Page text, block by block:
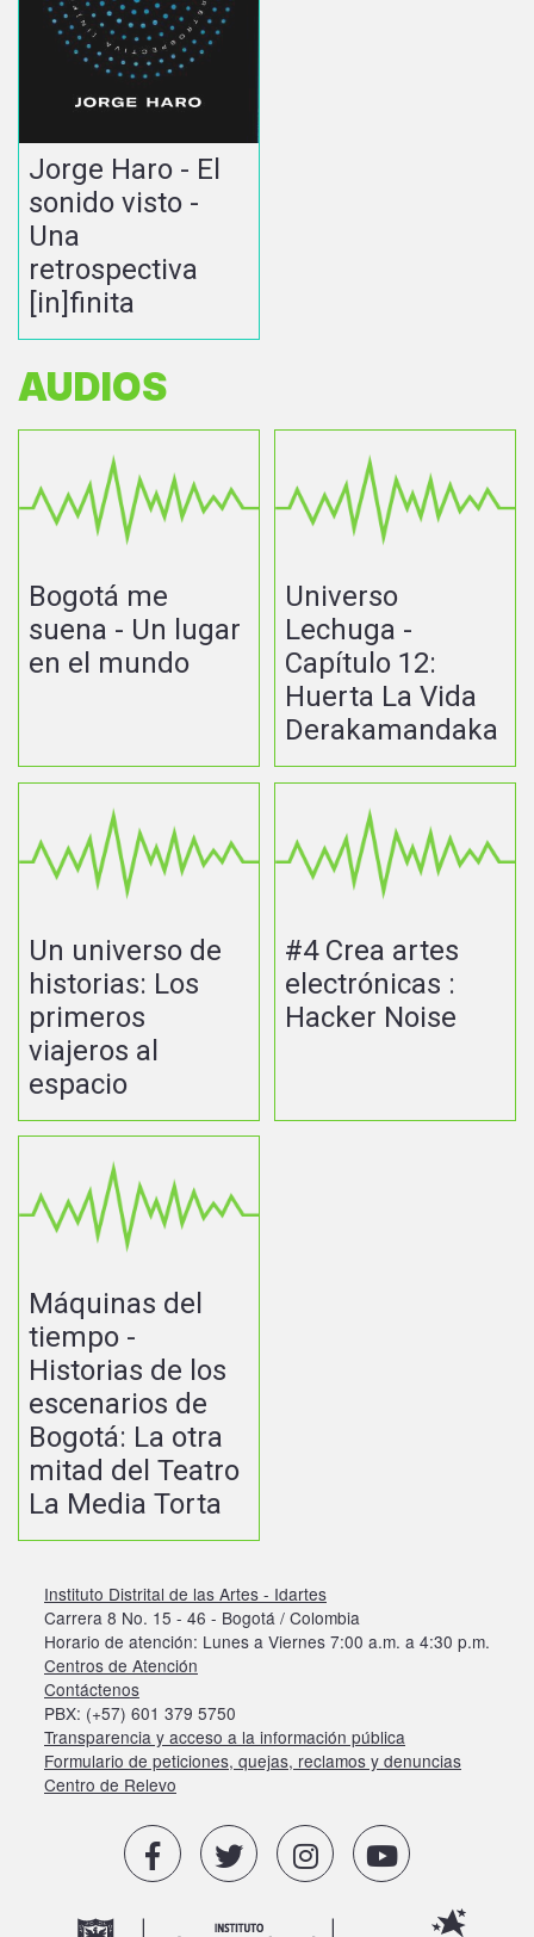
Jorge Haro - El
sonido visto -
Una
retrospectiva
[in]finita
AUDIOS
Bogotá me
suena - Un lugar
en el mundo
Universo
Lechuga -
Capítulo 12:
Huerta La Vida
Derakamandaka
Un universo de
historias: Los
primeros
viajeros al
espacio
#4 Crea artes
electrónicas :
Hacker Noise
Máquinas del
tiempo -
Historias de los
escenarios de
Bogotá: La otra
mitad del Teatro
La Media Torta
Instituto Distrital de las Artes - Idartes
Carrera 8 No. 15 - 46 - Bogotá / Colombia
Horario de atención: Lunes a Viernes 7:00 a.m. a 4:30 p.m.
Centros de Atención
Contáctenos
PBX: (+57) 601 379 5750
Transparencia y acceso a la información pública
Formulario de peticiones, quejas, reclamos y denuncias
Centro de Relevo